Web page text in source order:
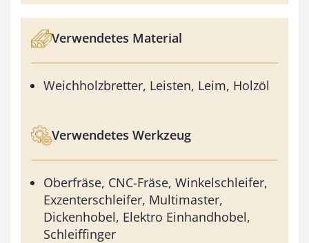
Verwendetes Material
Weichholzbretter, Leisten, Leim, Holzöl
Verwendetes Werkzeug
Oberfräse, CNC-Fräse, Winkelschleifer,
Exzenterschleifer, Multimaster,
Dickenhobel, Elektro Einhandhobel,
Schleiffinger